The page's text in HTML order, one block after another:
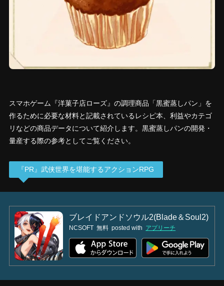
スマホゲーム『洋菓子店ローズ』の調理商品「黒蜜蒸しパン」を
作るために必要な材料と記載されているレシピ本、利益やカテゴ
リなどの商品データについて紹介します。黒蜜蒸しパンの開発・
量産する際の参考としてご覧ください。
『PR』武侠世界を堪能するアクションRPG
ブレイドアンドソウル2(Blade＆Soul2)
NCSOFT 無料 posted with アプリーチ